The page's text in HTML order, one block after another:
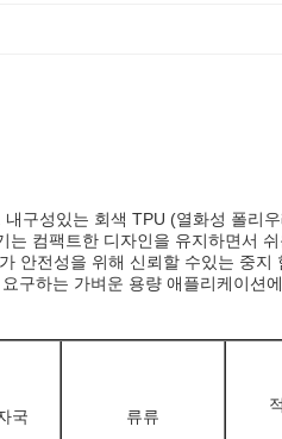
구성있는 회색 TPU (열화성 폴리
컴팩트한 디자인을 유지하면서
안전성을 위해 신뢰할 수있는 중지
구하는 가벼운 용량 애플리케이션
국 류류